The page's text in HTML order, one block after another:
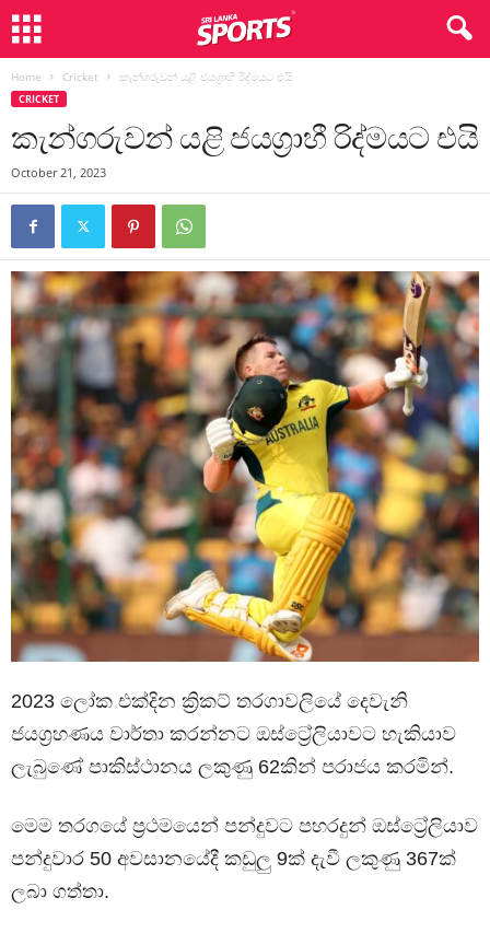
Home Cricket කැන්ගරුවන් යළි ජයග්‍රාහී රිද්මයට එයි
CRICKET
කැන්ගරුවන් යළි ජයග්‍රාහී රිද්මයට එයි
October 21, 2023
2023 ලෝක එක්දින ක්‍රිකට් තරගාවලියේ දෙවැනි
ජයග්‍රහණය වාර්තා කරන්නට ඔස්ට්‍රේලියාවට හැකියාව
ලැබුණේ පාකිස්ථානය ලකුණු 62කින් පරාජය කරමින්.
මෙම තරගයේ ප්‍රථමයෙන් පන්දුවට පහරදුන් ඔස්ට්‍රේලියාව
පන්දුවාර 50 අවසානයේදී කඩුලු 9ක් දැවී ලකුණු 367ක්
ලබා ගත්තා.